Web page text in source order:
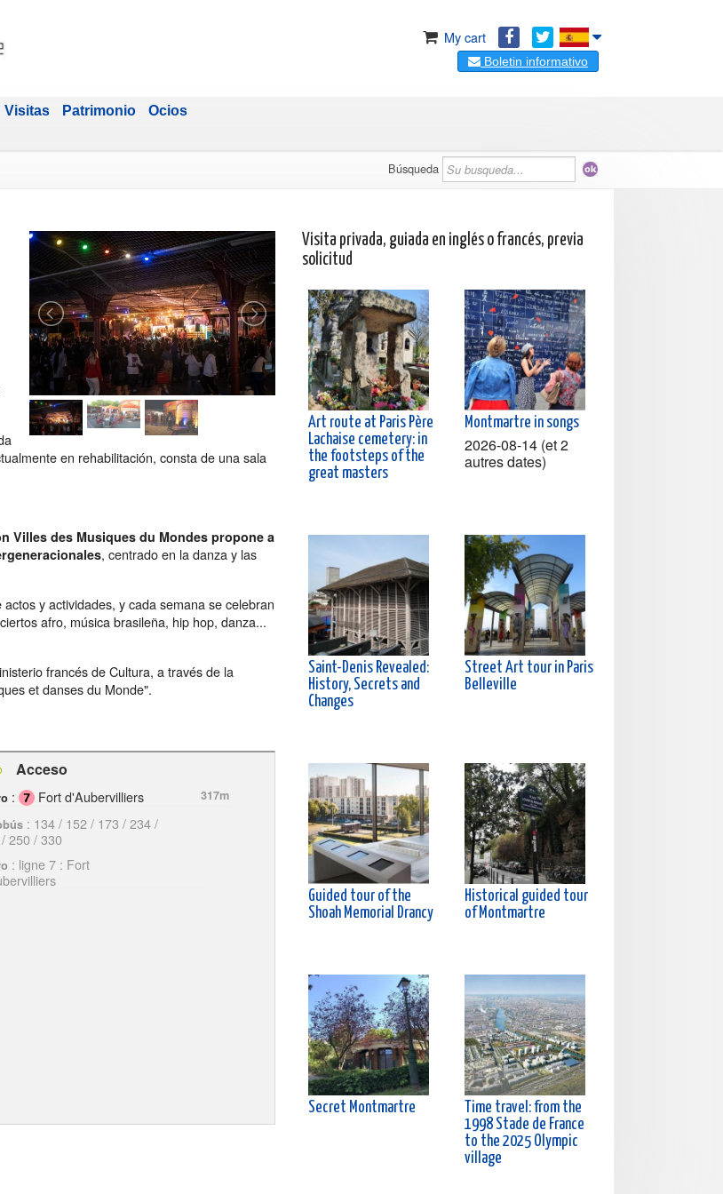
My cart
Boletin informativo
Visitas Patrimonio Ocios
Búsqueda
en rehabilitación, consta de una sala
Villes des Musiques du Mondes propone a
, centrado en la danza y las
y actividades, y cada semana se celebran
afro, música brasileña, hip hop, danza...
francés de Cultura, a través de la
et danses du Monde".
Acceso
: Fort d'Aubervilliers
317m
: 134 / 152 / 173 / 234 /
250 / 330
: ligne 7 : Fort
Visita privada, guiada en inglés o francés, previa
solicitud
Art route at Paris Père
Lachaise cemetery: in
the footsteps of the
great masters
Montmartre in songs
2026-08-14 (et 2
autres dates)
Saint-Denis Revealed:
History, Secrets and
Changes
Street Art tour in Paris
Belleville
Guided tour of the
Shoah Memorial Drancy
Historical guided tour
of Montmartre
Secret Montmartre
Time travel: from the
1998 Stade de France
to the 2025 Olympic
village